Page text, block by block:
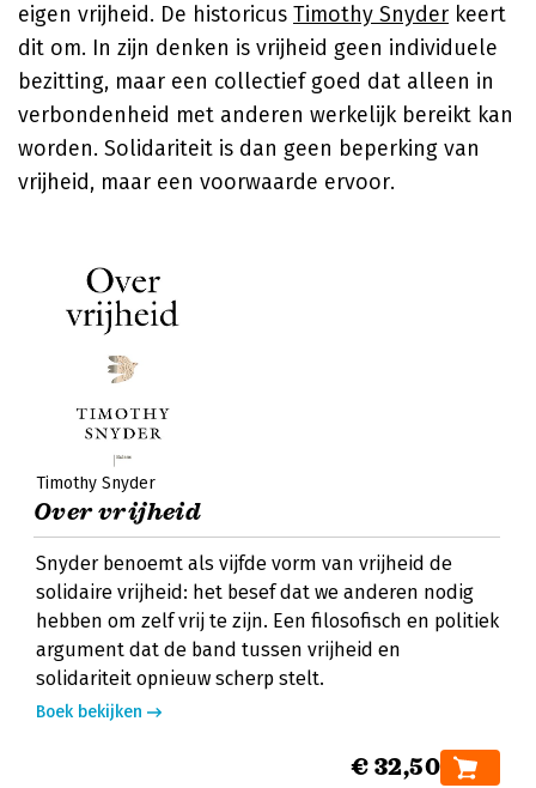
eigen vrijheid. De historicus Timothy Snyder keert
dit om. In zijn denken is vrijheid geen individuele
bezitting, maar een collectief goed dat alleen in
verbondenheid met anderen werkelijk bereikt kan
worden. Solidariteit is dan geen beperking van
vrijheid, maar een voorwaarde ervoor.
Timothy Snyder
Over vrijheid
Snyder benoemt als vijfde vorm van vrijheid de
solidaire vrijheid: het besef dat we anderen nodig
hebben om zelf vrij te zijn. Een filosofisch en politiek
argument dat de band tussen vrijheid en
solidariteit opnieuw scherp stelt.
Boek bekijken
€ 32,50